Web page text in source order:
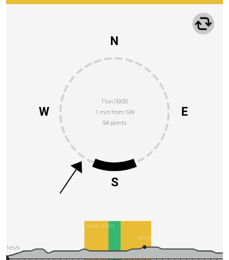
Пон 09:00
1 m/s from SW
94 points
N
E
S
W
Next night
6m/s
1m/s